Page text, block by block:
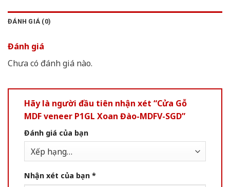
ĐÁNH GIÁ (0)
Đánh giá
Chưa có đánh giá nào.
Hãy là người đầu tiên nhận xét “Cửa Gỗ
MDF veneer P1GL Xoan Đào-MDFV-SGD”
Đánh giá của bạn
Nhận xét của bạn *